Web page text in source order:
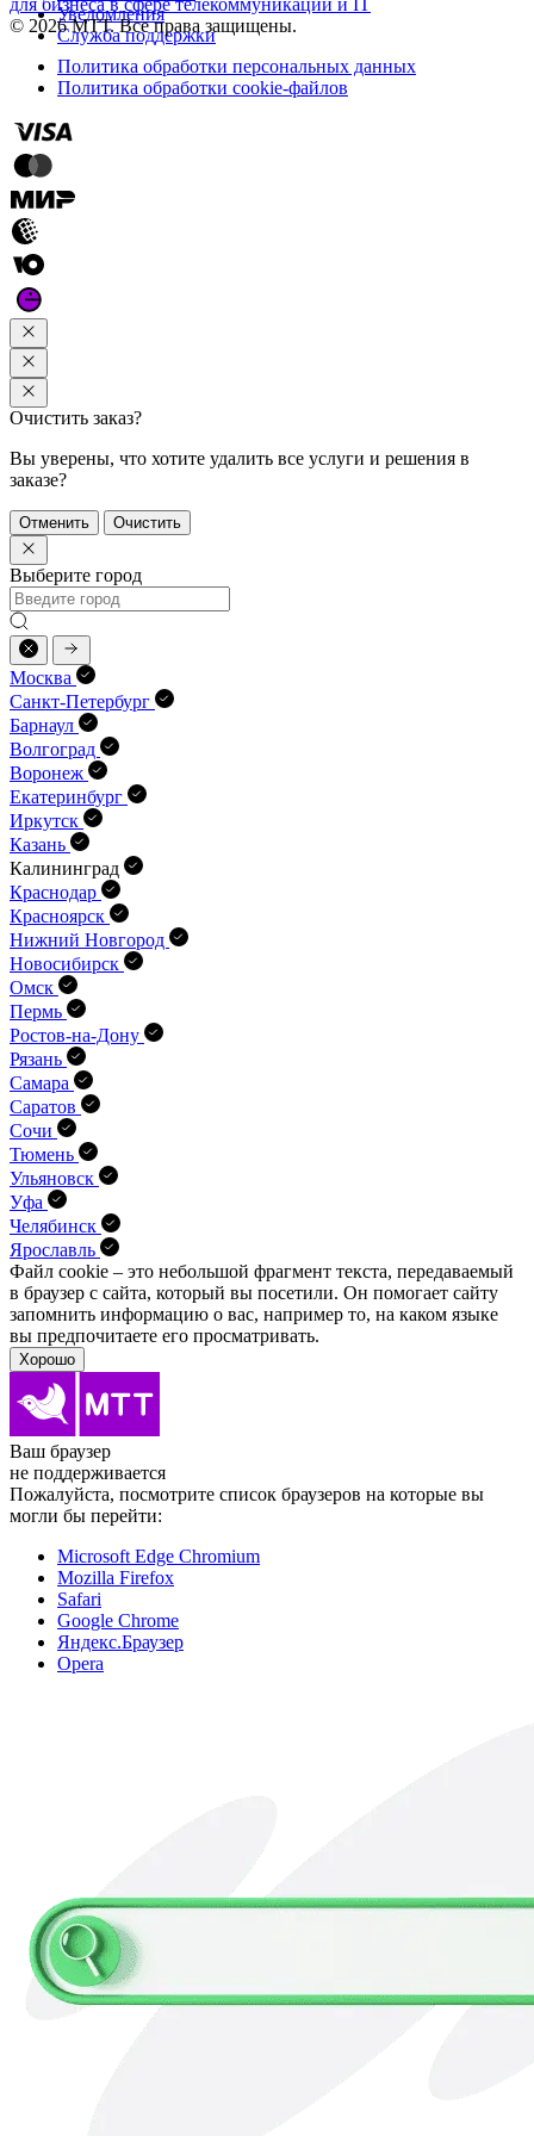
Уведомления
Служба поддержки
для бизнеса в сфере телекоммуникаций и IT
© 2026 МТТ. Все права защищены.
Политика обработки персональных данных
Политика обработки cookie-файлов
Очистить заказ?
Вы уверены, что хотите удалить все услуги и решения в
заказе?
Отменить Очистить
Выберите город
Москва
Санкт-Петербург
Барнаул
Волгоград
Воронеж
Екатеринбург
Иркутск
Казань
Калининград
Краснодар
Красноярск
Нижний Новгород
Новосибирск
Омск
Пермь
Ростов-на-Дону
Рязань
Самара
Саратов
Сочи
Тюмень
Ульяновск
Уфа
Челябинск
Ярославль
Файл cookie – это небольшой фрагмент текста, передава­емый
в браузер с сайта, который вы посетили. Он помо­гает сайту
запомнить информацию о вас, например то, на каком языке
вы предпочитаете его просматривать.
Хорошо
Ваш браузер
не поддерживается
Пожалуйста, посмотрите список браузеров на которые вы
могли бы перейти:
Microsoft Edge Chromium
Mozilla Firefox
Safari
Google Chrome
Яндекс.Браузер
Opera